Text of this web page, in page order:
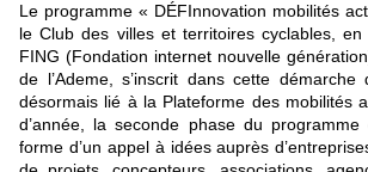
Le programme « DÉFInnovation mobilités
le Club des villes et territoires cyclables,
FING (Fondation internet nouvelle
de l’Ademe, s’inscrit dans cette démarche
désormais lié à la Plateforme des mobilités
d’année, la seconde phase du
forme d’un appel à idées auprès